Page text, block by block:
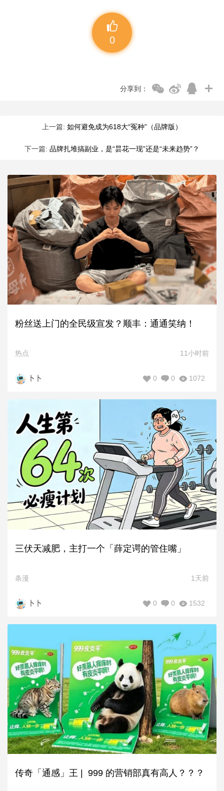
0
分享到：
上一篇: 如何避免成为618大“冤种”（品牌版）
下一篇: 品牌扎堆搞副业，是“昙花一现”还是“未来趋势”？
粉丝送上门的全民级宣发？顺丰：通通笑纳！
热点 11小时前
卜卜 1072
0
0
三伏天减肥，主打一个「薛定谔的管住嘴」
条漫 1天前
卜卜 1532
0
0
传奇「通感」王 | 999 的营销部真有高人？？？